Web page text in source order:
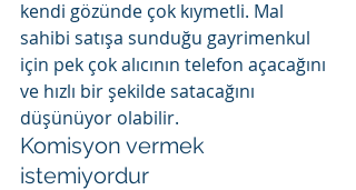
kendi gözünde çok kıymetli. Mal
sahibi satışa sunduğu gayrimenkul
için pek çok alıcının telefon açacağını
ve hızlı bir şekilde satacağını
düşünüyor olabilir.
Komisyon vermek
istemiyordur